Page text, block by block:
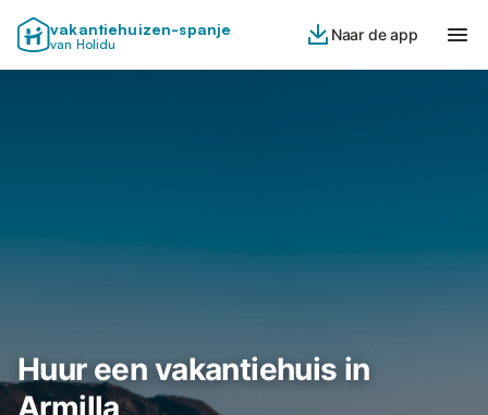
vakantiehuizen-spanje
van Holidu
Naar de app
Huur een vakantiehuis in
Armilla